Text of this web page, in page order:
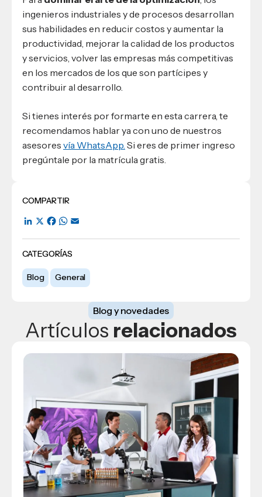
COMPARTIR
LinkedIn
X Facebook
WhatsApp
CATEGORÍAS
Blog General
ingenieros industriales y de procesos desarrollan
sus habilidades en reducir costos y aumentar la
productividad, mejorar la calidad de los productos
y servicios, volver las empresas más competitivas
en los mercados de los que son partícipes y
contribuir al desarrollo.
Si tienes interés por formarte en esta carrera, te
recomendamos hablar ya con uno de nuestros
asesores vía WhatsApp. Si eres de primer ingreso
pregúntale por la matrícula gratis.
Blog y novedades
Artículos relacionados